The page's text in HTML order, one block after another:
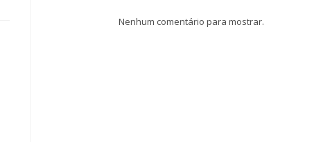
Nenhum comentário para mostrar.